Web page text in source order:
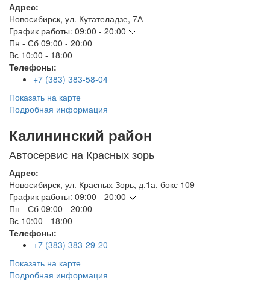
Адрес:
Новосибирск, ул. Кутателадзе, 7А
График работы: 09:00 - 20:00
Пн - Сб 09:00 - 20:00
Вс 10:00 - 18:00
Телефоны:
+7 (383) 383-58-04
Показать на карте
Подробная информация
Калининский район
Автосервис на Красных зорь
Адрес:
Новосибирск, ул. Красных Зорь, д.1а, бокс 109
График работы: 09:00 - 20:00
Пн - Сб 09:00 - 20:00
Вс 10:00 - 18:00
Телефоны:
+7 (383) 383-29-20
Показать на карте
Подробная информация